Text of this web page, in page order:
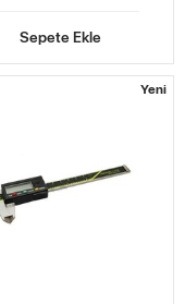
Sepete Ekle
Yeni